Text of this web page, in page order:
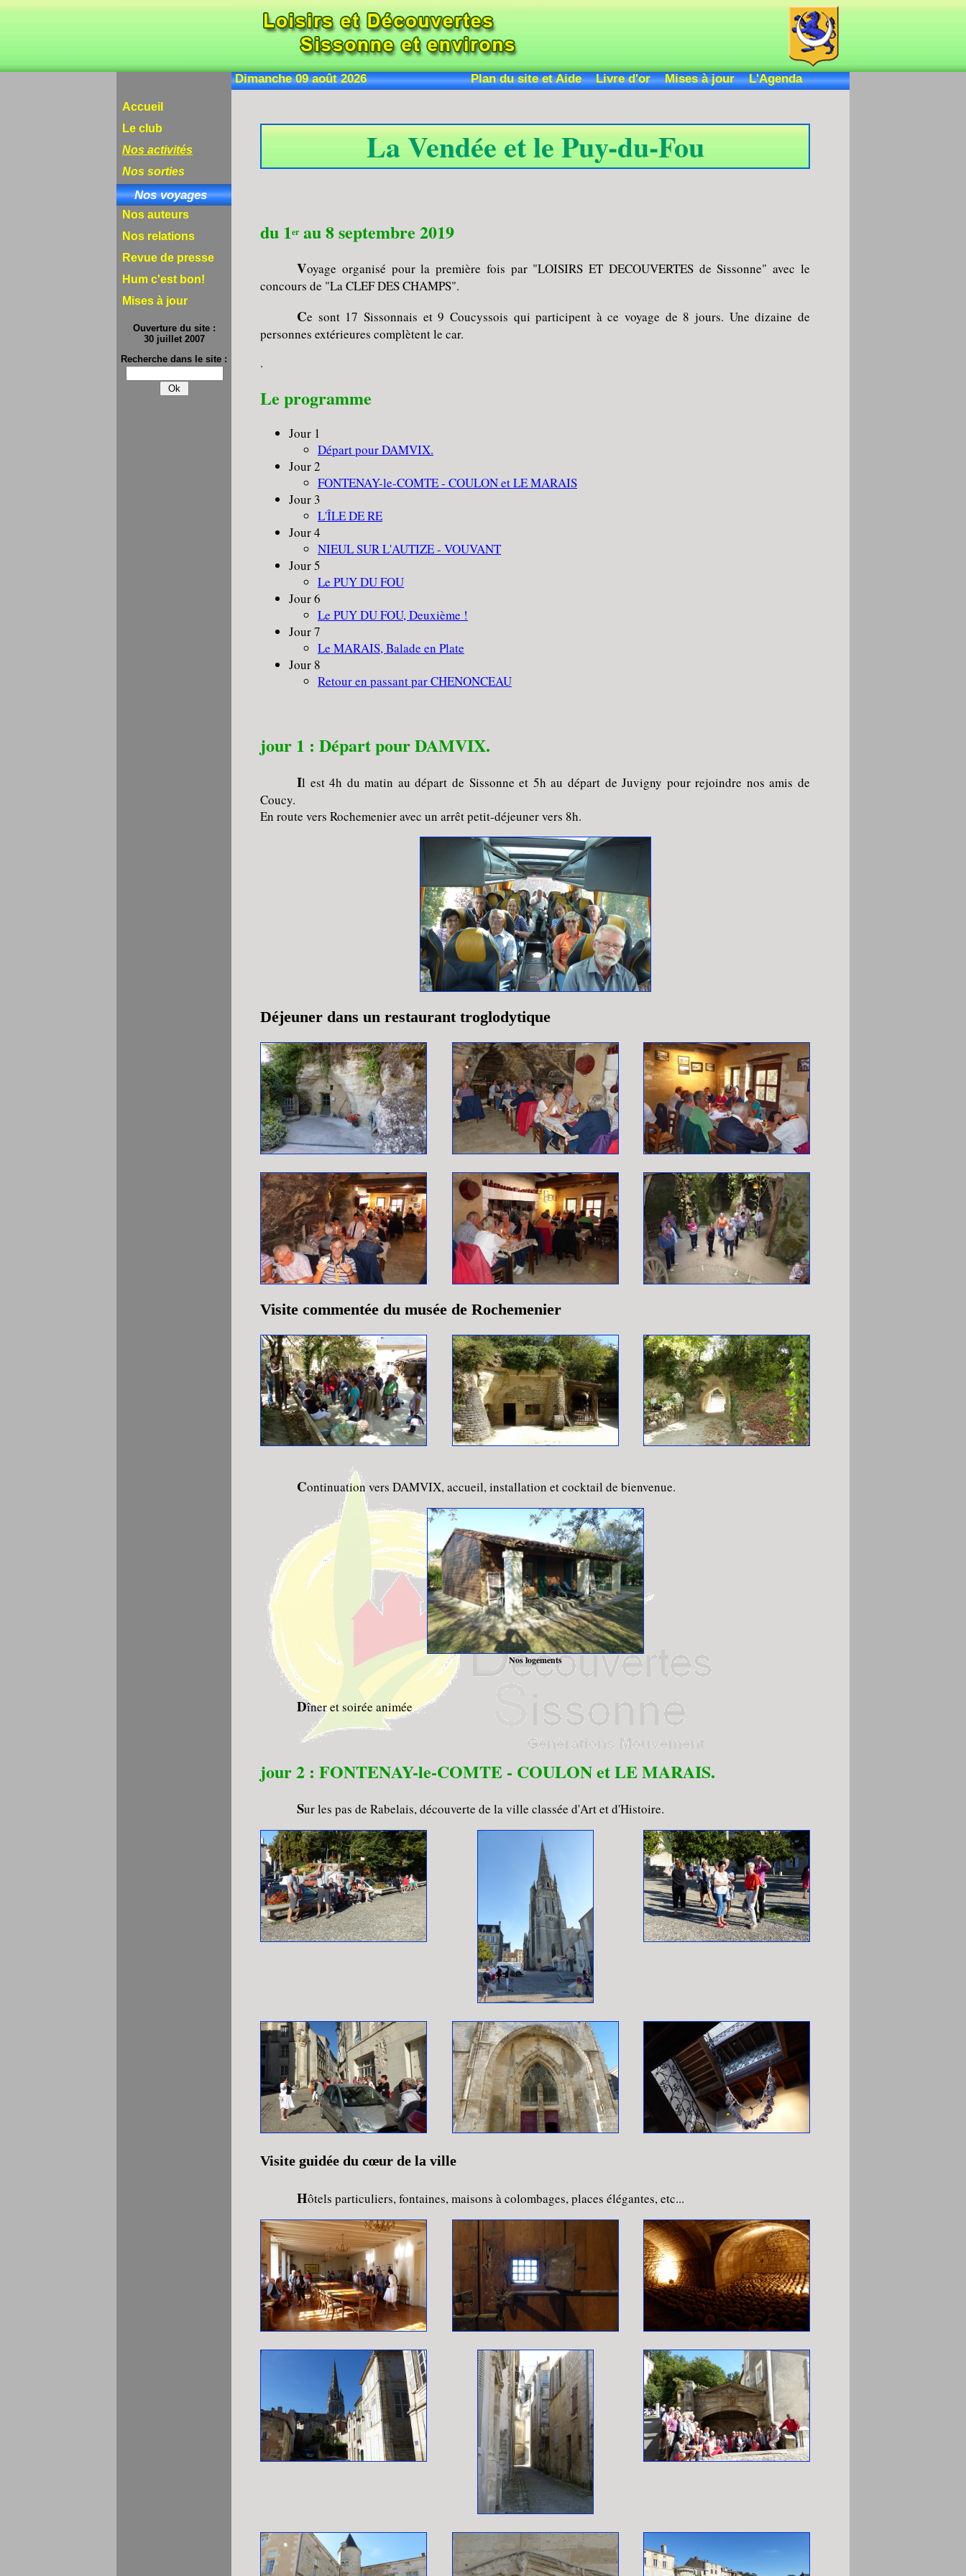
Dimanche 09 août 2026Plan du site et Aide Livre d'or Mises à jour L'Agenda
Accueil
Le club
Nos activités
Nos sorties
Nos voyages
Nos auteurs
Nos relations
Revue de presse
Hum c'est bon!
Mises à jour
Ouverture du site :
30 juillet 2007
Recherche dans le site :
La Vendée et le Puy-du-Fou
du 1er au 8 septembre 2019
Voyage organisé pour la première fois par "LOISIRS ET DECOUVERTES de Sissonne" avec le
concours de "La CLEF DES CHAMPS".
Ce sont 17 Sissonnais et 9 Coucyssois qui participent à ce voyage de 8 jours. Une dizaine de
personnes extérieures complètent le car.
.
Le programme
Jour 1
Départ pour DAMVIX.
Jour 2
FONTENAY-le-COMTE - COULON et LE MARAIS
Jour 3
L'ÎLE DE RE
Jour 4
NIEUL SUR L'AUTIZE - VOUVANT
Jour 5
Le PUY DU FOU
Jour 6
Le PUY DU FOU, Deuxième !
Jour 7
Le MARAIS, Balade en Plate
Jour 8
Retour en passant par CHENONCEAU
jour 1 : Départ pour DAMVIX.
Il est 4h du matin au départ de Sissonne et 5h au départ de Juvigny pour rejoindre nos amis de
Coucy.
En route vers Rochemenier avec un arrêt petit-déjeuner vers 8h.
Déjeuner dans un restaurant troglodytique
Visite commentée du musée de Rochemenier
Continuation vers DAMVIX, accueil, installation et cocktail de bienvenue.
Nos logements
Dîner et soirée animée
jour 2 : FONTENAY-le-COMTE - COULON et LE MARAIS.
Sur les pas de Rabelais, découverte de la ville classée d'Art et d'Histoire.
Visite guidée du cœur de la ville
Hôtels particuliers, fontaines, maisons à colombages, places élégantes, etc...